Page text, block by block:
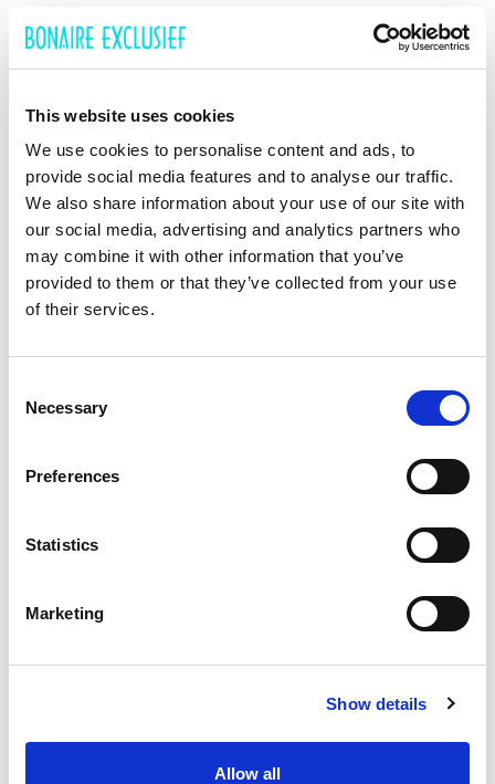
This website uses cookies
We use cookies to personalise content and ads, to
provide social media features and to analyse our traffic.
We also share information about your use of our site with
our social media, advertising and analytics partners who
may combine it with other information that you’ve
provided to them or that they’ve collected from your use
of their services.
Selection
Necessary
Preferences
Statistics
Marketing
Show details
Allow all
Wij zijn 7 dagen per week van 10:00 tot 22:00 uur (CET)
bereikbaar op +31 (0) 50 8200955, via de chat of per e-mail